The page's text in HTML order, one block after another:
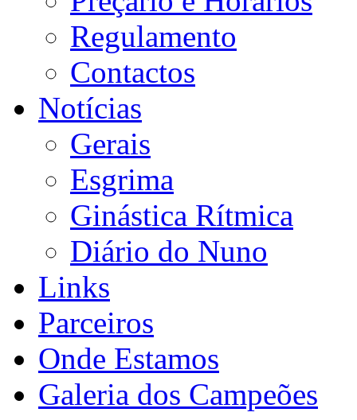
Regulamento
Contactos
Notícias
Gerais
Esgrima
Ginástica Rítmica
Diário do Nuno
Links
Parceiros
Onde Estamos
Galeria dos Campeões